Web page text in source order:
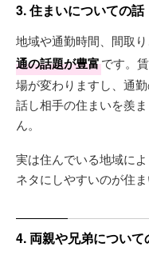
3. 住まいについての話
地域や通勤時間、間取り
通の話題が豊富です。
場が変わりますし、通
話し相手の住まいを羨
ん。
実は住んでいる地域に
ネタにしやすいのが住ま
4. 両親や兄弟について